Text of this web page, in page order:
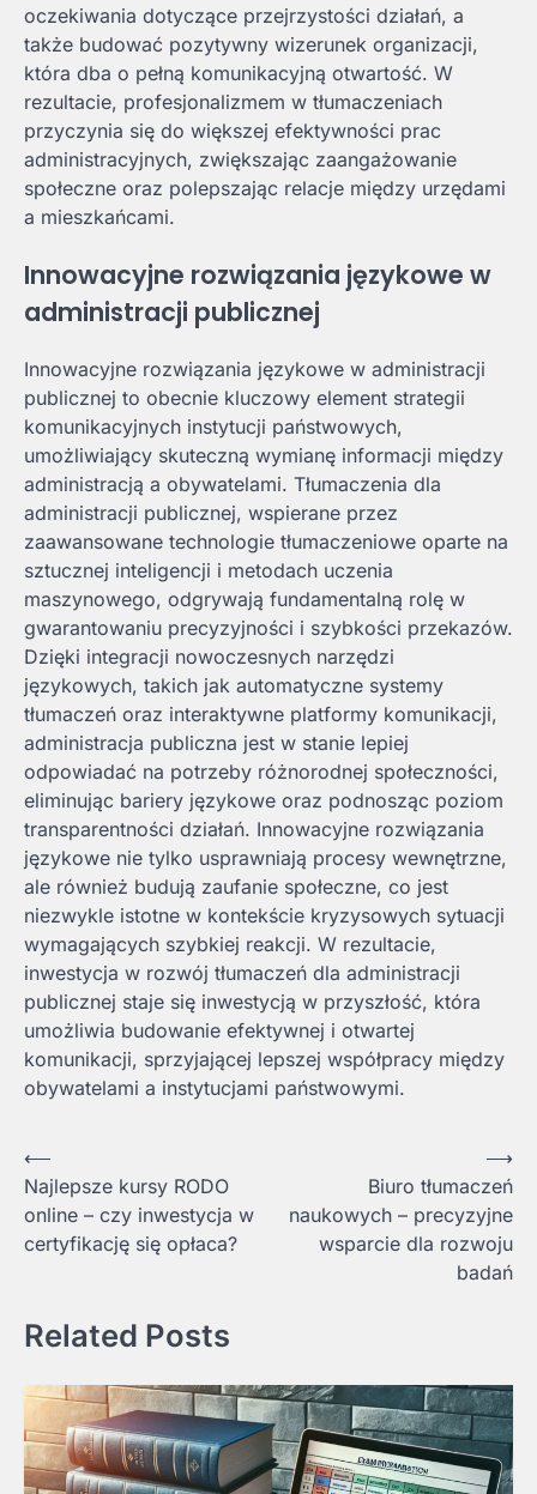
oczekiwania dotyczące przejrzystości działań, a
także budować pozytywny wizerunek organizacji,
która dba o pełną komunikacyjną otwartość. W
rezultacie, profesjonalizmem w tłumaczeniach
przyczynia się do większej efektywności prac
administracyjnych, zwiększając zaangażowanie
społeczne oraz polepszając relacje między urzędami
a mieszkańcami.
Innowacyjne rozwiązania językowe w
administracji publicznej
Innowacyjne rozwiązania językowe w administracji
publicznej to obecnie kluczowy element strategii
komunikacyjnych instytucji państwowych,
umożliwiający skuteczną wymianę informacji między
administracją a obywatelami. Tłumaczenia dla
administracji publicznej, wspierane przez
zaawansowane technologie tłumaczeniowe oparte na
sztucznej inteligencji i metodach uczenia
maszynowego, odgrywają fundamentalną rolę w
gwarantowaniu precyzyjności i szybkości przekazów.
Dzięki integracji nowoczesnych narzędzi
językowych, takich jak automatyczne systemy
tłumaczeń oraz interaktywne platformy komunikacji,
administracja publiczna jest w stanie lepiej
odpowiadać na potrzeby różnorodnej społeczności,
eliminując bariery językowe oraz podnosząc poziom
transparentności działań. Innowacyjne rozwiązania
językowe nie tylko usprawniają procesy wewnętrzne,
ale również budują zaufanie społeczne, co jest
niezwykle istotne w kontekście kryzysowych sytuacji
wymagających szybkiej reakcji. W rezultacie,
inwestycja w rozwój tłumaczeń dla administracji
publicznej staje się inwestycją w przyszłość, która
umożliwia budowanie efektywnej i otwartej
komunikacji, sprzyjającej lepszej współpracy między
obywatelami a instytucjami państwowymi.
Nawigacja
wpisu
⟵
Najlepsze kursy RODO
online – czy inwestycja w
certyfikację się opłaca?
Biuro tłumaczeń
naukowych – precyzyjne
wsparcie dla rozwoju
badań
⟶
Related Posts